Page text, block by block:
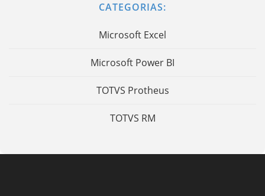
CATEGORIAS:
Microsoft Excel
Microsoft Power BI
TOTVS Protheus
TOTVS RM